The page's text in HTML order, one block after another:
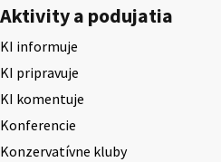
Aktivity a podujatia
KI informuje
KI pripravuje
KI komentuje
Konferencie
Konzervatívne kluby